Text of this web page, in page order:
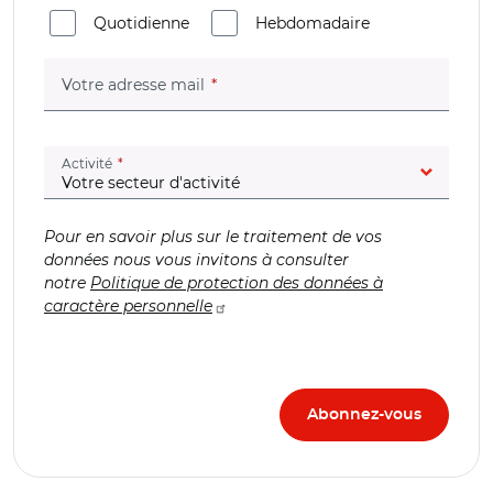
Quotidienne
Hebdomadaire
Votre adresse mail (champ obligatoire)
Activité (champ obligatoire)
Pour en savoir plus sur le traitement de vos
données nous vous invitons à consulter
notre Politique de protection des données à
caractère personnelle